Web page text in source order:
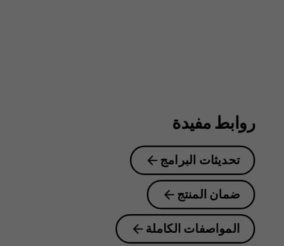
روابط مفيدة
تحديثات البرامج
ضمان المنتج
المواصفات الكاملة